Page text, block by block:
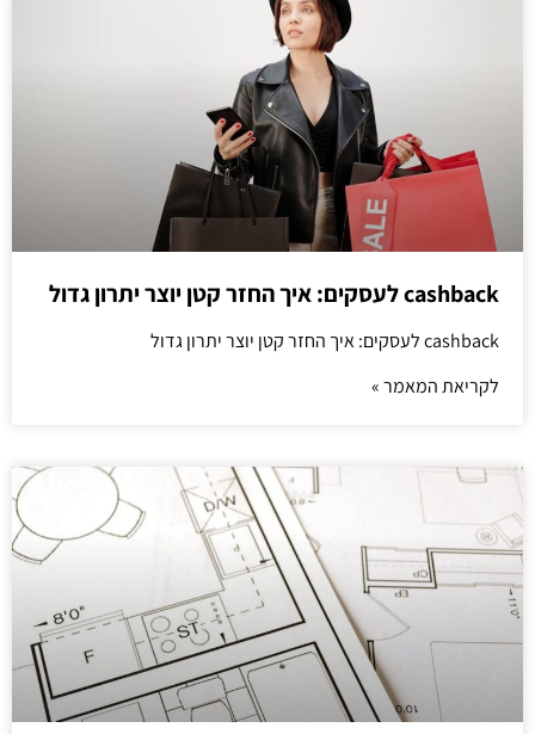
cashback לעסקים: איך החזר קטן יוצר יתרון גדול
cashback לעסקים: איך החזר קטן יוצר יתרון גדול
לקריאת המאמר »